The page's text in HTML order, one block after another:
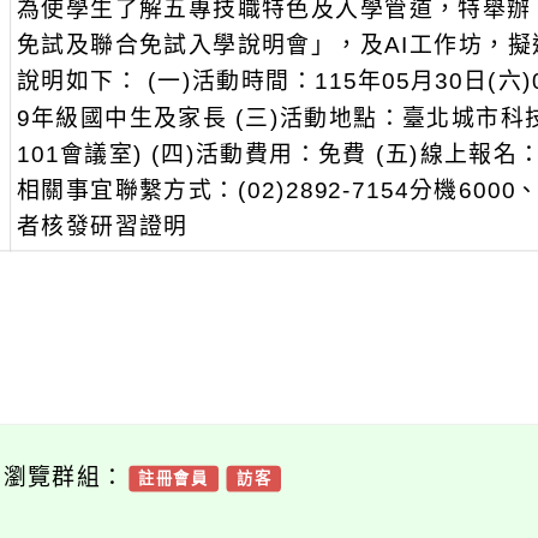
為使學生了解五專技職特色及入學管道，特舉
免試及聯合免試入學說明會」，及AI工作坊，
說明如下： (一)活動時間：115年05月30日(
9年級國中生及家長 (三)活動地點：臺北城市
101會議室) (四)活動費用：免費 (五)線上報
相關事宜聯繫方式：(02)2892-7154分機6000
者核發研習證明
覽群組： 註冊會員 訪客